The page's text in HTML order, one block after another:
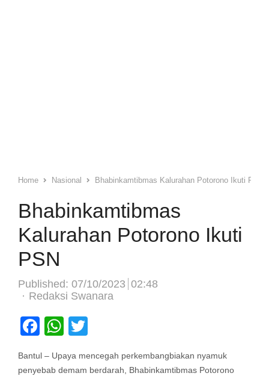
Home Nasional Bhabinkamtibmas Kalurahan Potorono Ikuti PSN
Bhabinkamtibmas
Kalurahan Potorono Ikuti
PSN
Published: 07/10/2023 02:48
Author
Redaksi Swanara
Facebook
WhatsApp
Bantul – Upaya mencegah perkembangbiakan nyamuk
penyebab demam berdarah, Bhabinkamtibmas Potorono